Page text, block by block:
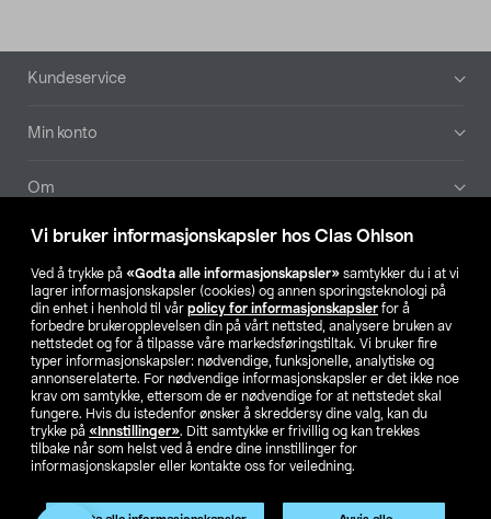
Vi bruker informasjonskapsler hos Clas Ohlson
Ved å trykke på «Godta alle informasjonskapsler» samtykker du i at vi
lagrer informasjonskapsler (cookies) og annen sporingsteknologi på
din enhet i henhold til vår policy for informasjonskapsler for å
forbedre brukeropplevelsen din på vårt nettsted, analysere bruken av
nettstedet og for å tilpasse våre markedsføringstiltak. Vi bruker fire
typer informasjonskapsler: nødvendige, funksjonelle, analytiske og
annonserelaterte. For nødvendige informasjonskapsler er det ikke noe
krav om samtykke, ettersom de er nødvendige for at nettstedet skal
fungere. Hvis du istedenfor ønsker å skreddersy dine valg, kan du
trykke på «Innstillinger». Ditt samtykke er frivillig og kan trekkes
tilbake når som helst ved å endre dine innstillinger for
informasjonskapsler eller kontakte oss for veiledning.
Bunntekst
Kundeservice
Min konto
Om
Aktuelt
Våre selskaper
Finn din butikk
SE NO FI